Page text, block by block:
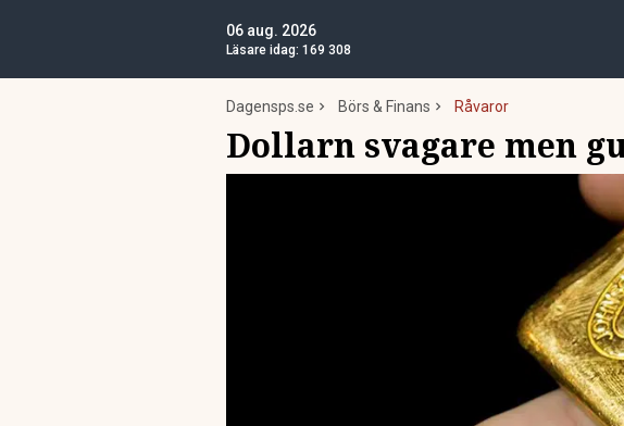
06 aug. 2026
Läsare idag: 169 308
Dagensps.se Börs & Finans Råvaror
Dollarn svagare men